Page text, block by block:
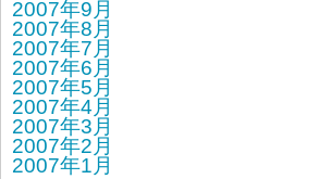
2007年9月
2007年8月
2007年7月
2007年6月
2007年5月
2007年4月
2007年3月
2007年2月
2007年1月